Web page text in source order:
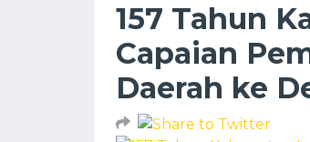
157 Tahun
Capaian
Daerah ke